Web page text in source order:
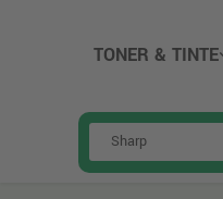
TONER & TINTE